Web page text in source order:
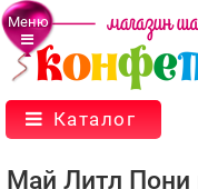
Меню
Каталог
Май Литл